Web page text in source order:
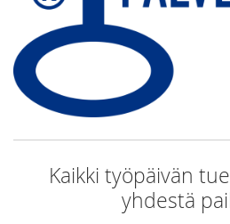
Kaikki työpäivän
yhdestä